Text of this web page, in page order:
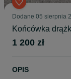
Dodane 05 sierpnia
Końcówka
1 200 zł
OPIS